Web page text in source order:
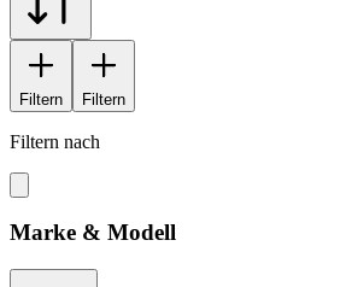
Filtern Filtern
Filtern nach
Marke & Modell